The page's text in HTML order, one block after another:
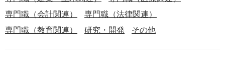
専門職（会計関連）
専門職（法律関連）
専門職（教育関連）
研究・開発 その他